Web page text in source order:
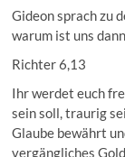
Gideon sprach zu
warum ist uns
Richter 6,13
Ihr werdet euch
sein soll, traurig
Glaube bewährt
vergängliches